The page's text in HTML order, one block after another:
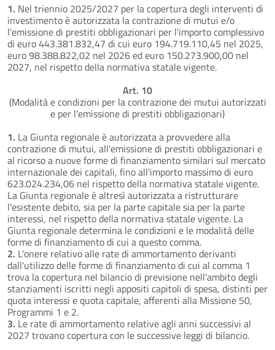
1. Nel triennio 2025/2027 per la copertura degli interventi di
investimento è autorizzata la contrazione di mutui e/o
l'emissione di prestiti obbligazionari per l'importo complessivo
di euro 443.381.832,47 di cui euro 194.719.110,45 nel 2025,
euro 98.388.822,02 nel 2026 ed euro 150.273.900,00 nel
2027, nel rispetto della normativa statale vigente.
Art. 10
(Modalità e condizioni per la contrazione dei mutui autorizzati
e per l'emissione di prestiti obbligazionari)
1. La Giunta regionale è autorizzata a provvedere alla
contrazione di mutui, all'emissione di prestiti obbligazionari e
al ricorso a nuove forme di finanziamento similari sul mercato
internazionale dei capitali, fino all'importo massimo di euro
623.024.234,06 nel rispetto della normativa statale vigente.
La Giunta regionale è altresì autorizzata a ristrutturare
l'esistente debito, sia per la parte capitale sia per la parte
interessi, nel rispetto della normativa statale vigente. La
Giunta regionale determina le condizioni e le modalità delle
forme di finanziamento di cui a questo comma.
2. L'onere relativo alle rate di ammortamento derivanti
dall'utilizzo delle forme di finanziamento di cui al comma 1
trova la copertura nel bilancio di previsione nell'ambito degli
stanziamenti iscritti negli appositi capitoli di spesa, distinti per
quota interessi e quota capitale, afferenti alla Missione 50,
Programmi 1 e 2.
3. Le rate di ammortamento relative agli anni successivi al
2027 trovano copertura con le successive leggi di bilancio.